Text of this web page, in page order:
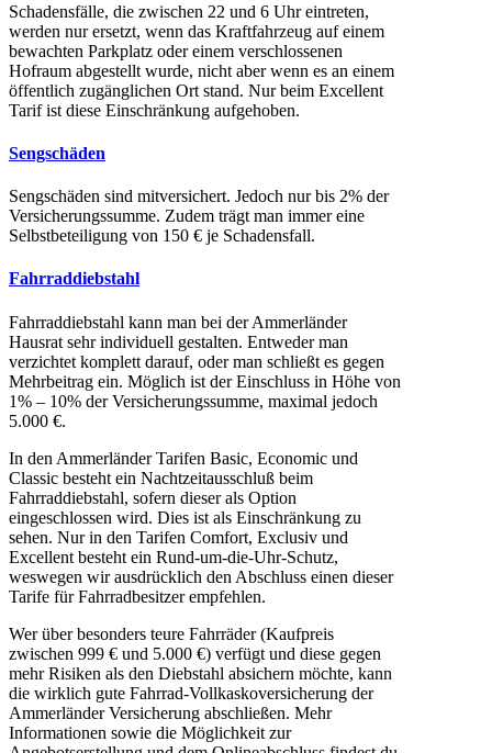
Schadensfälle, die zwischen 22 und 6 Uhr eintreten,
werden nur ersetzt, wenn das Kraftfahrzeug auf einem
bewachten Parkplatz oder einem verschlossenen
Hofraum abgestellt wurde, nicht aber wenn es an einem
öffentlich zugänglichen Ort stand. Nur beim Excellent
Tarif ist diese Einschränkung aufgehoben.
Sengschäden
Sengschäden sind mitversichert. Jedoch nur bis 2% der
Versicherungssumme. Zudem trägt man immer eine
Selbstbeteiligung von 150 € je Schadensfall.
Fahrraddiebstahl
Fahrraddiebstahl kann man bei der Ammerländer
Hausrat sehr individuell gestalten. Entweder man
verzichtet komplett darauf, oder man schließt es gegen
Mehrbeitrag ein. Möglich ist der Einschluss in Höhe von
1% – 10% der Versicherungssumme, maximal jedoch
5.000 €.
In den Ammerländer Tarifen Basic, Economic und
Classic besteht ein Nachtzeitausschluß beim
Fahrraddiebstahl, sofern dieser als Option
eingeschlossen wird. Dies ist als Einschränkung zu
sehen. Nur in den Tarifen Comfort, Exclusiv und
Excellent besteht ein Rund-um-die-Uhr-Schutz,
weswegen wir ausdrücklich den Abschluss einen dieser
Tarife für Fahrradbesitzer empfehlen.
Wer über besonders teure Fahrräder (Kaufpreis
zwischen 999 € und 5.000 €) verfügt und diese gegen
mehr Risiken als den Diebstahl absichern möchte, kann
die wirklich gute Fahrrad-Vollkaskoversicherung der
Ammerländer Versicherung abschließen. Mehr
Informationen sowie die Möglichkeit zur